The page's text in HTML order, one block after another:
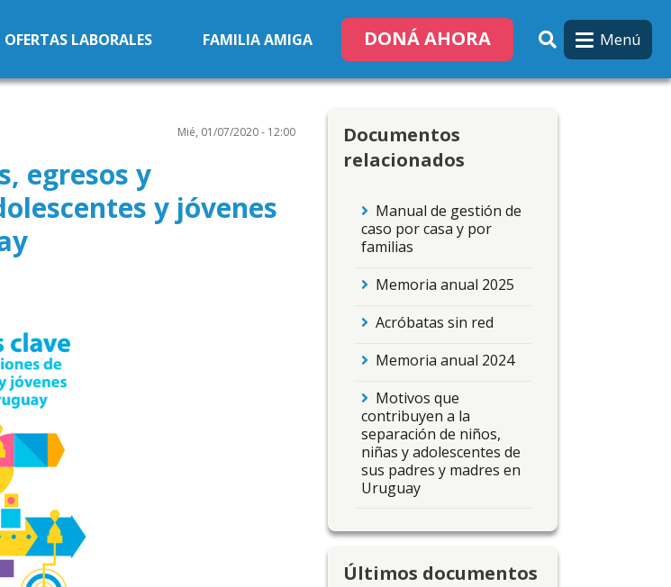
OFERTAS LABORALES
FAMILIA AMIGA DONÁ AHORA Menú
Mié, 01/07/2020 - 12:00
egresos y
y jóvenes
Documentos
relacionados
Manual de gestión de
caso por casa y por
familias
Memoria anual 2025
Acróbatas sin red
Memoria anual 2024
Motivos que
contribuyen a la
separación de niños,
niñas y adolescentes de
sus padres y madres en
Uruguay
Últimos documentos